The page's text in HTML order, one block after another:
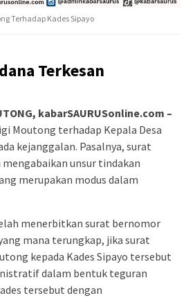
Terhadap Kades Sipayo
Terkesan
kabarSAURUSonline.com –
Moutong terhadap Kepala Desa
kejanggalan. Pasalnya, surat
unsur tindakan
merupakan modus dalam
menerbitkan surat bernomor
mana terungkap, jika surat
kepada Kades Sipayo tersebut
dalam bentuk teguran
tersebut dengan